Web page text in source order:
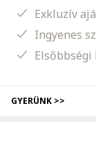
Exkluzív
Ingyenes
GYERÜNK >>